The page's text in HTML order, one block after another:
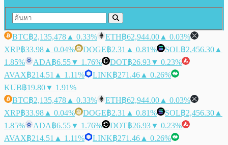
BTC฿2,135,478 ▲ 0.33% ETH฿62,944.00 ▲ 0.03%
XRP฿33.98 ▲ 0.04% DOGE฿2.31 ▲ 0.81% SOL฿2,456.30 ▲
1.85%
ADA฿6.55▼ 1.76% DOT฿26.93▼ 0.23%
AVAX฿214.51 ▲ 1.11% LINK฿271.46 ▲ 0.26%
KUB฿19.80▼ 1.91%
BTC฿2,135,478 ▲ 0.33% ETH฿62,944.00 ▲ 0.03%
XRP฿33.98 ▲ 0.04% DOGE฿2.31 ▲ 0.81% SOL฿2,456.30 ▲
1.85%
ADA฿6.55▼ 1.76% DOT฿26.93▼ 0.23%
AVAX฿214.51 ▲ 1.11% LINK฿271.46 ▲ 0.26%